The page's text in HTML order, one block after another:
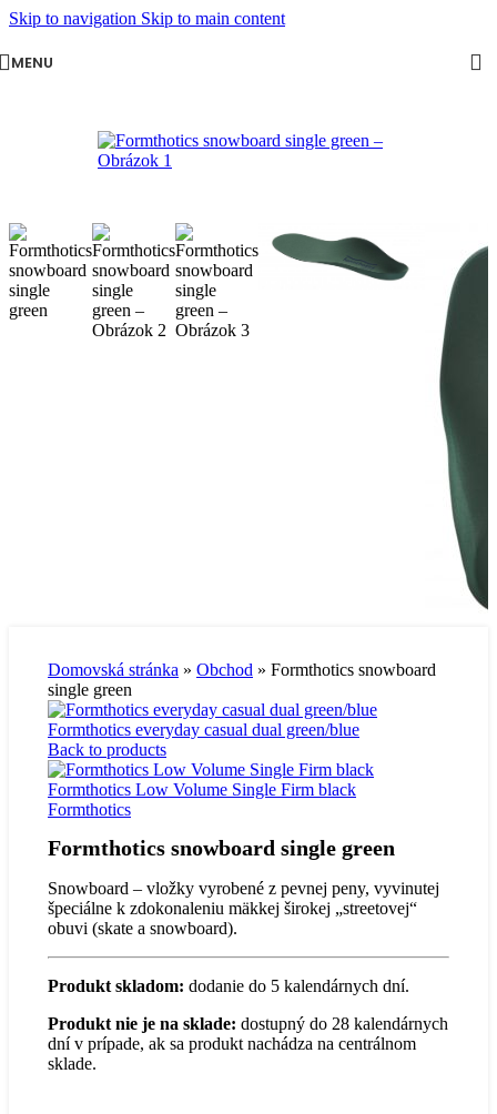
Skip to navigation Skip to main content
MENU
Domovská stránka » Obchod » Formthotics snowboard
single green
Formthotics everyday casual dual green/blue
Back to products
Formthotics Low Volume Single Firm black
Formthotics
Formthotics snowboard single green
Snowboard – vložky vyrobené z pevnej peny, vyvinutej
špeciálne k zdokonaleniu mäkkej širokej „streetovej“
obuvi (skate a snowboard).
Produkt skladom: dodanie do 5 kalendárnych dní.
Produkt nie je na sklade: dostupný do 28 kalendárnych
dní v prípade, ak sa produkt nachádza na centrálnom
sklade.